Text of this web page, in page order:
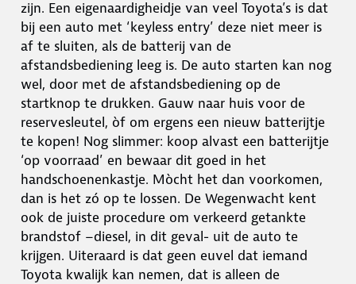
zijn. Een eigenaardigheidje van veel Toyota’s is dat
bij een auto met ‘keyless entry’ deze niet meer is
af te sluiten, als de batterij van de
afstandsbediening leeg is. De auto starten kan nog
wel, door met de afstandsbediening op de
startknop te drukken. Gauw naar huis voor de
reservesleutel, òf om ergens een nieuw batterijtje
te kopen! Nog slimmer: koop alvast een batterijtje
‘op voorraad’ en bewaar dit goed in het
handschoenenkastje. Mòcht het dan voorkomen,
dan is het zó op te lossen. De Wegenwacht kent
ook de juiste procedure om verkeerd getankte
brandstof –diesel, in dit geval- uit de auto te
krijgen. Uiteraard is dat geen euvel dat iemand
Toyota kwalijk kan nemen, dat is alleen de